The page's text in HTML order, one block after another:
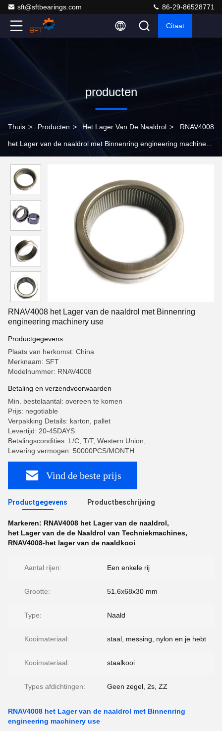
sft@sftbearings.com 86-29-86528771
Citaat
producten
Thuis > Producten > Het Lager Van De Naaldrol > RNAV4008
het Lager van de naaldrol met Binnenring engineering machinery
RNAV4008 het Lager van de naaldrol met Binnenring
engineering machinery use
Productgegevens
Plaats van herkomst: China
Merknaam: SFT
Modelnummer: RNAV4008
Betaling en verzendvoorwaarden
Min. bestelaantal: overeen te komen
Prijs: negotiable
Verpakking Details: karton, pallet
Levertijd: 20-45DAYS
Betalingscondities: L/C, T/T, Western Union,
Levering vermogen: 50000PCS/MONTH
Vind de beste prijs
Productgegevens Productbeschrijving
Markeren: RNAV4008 het Lager van de naaldrol,
het Lager van de de Naaldrol van Techniekmachines,
RNAV4008-het lager van de naaldkooi
Aantal rijen: Een enkele rij
Grootte: 51.6x68x30 mm
Type: Naald
Kooimateriaal: staal, messing, nylon en je hebt
Kooimateriaal: staalkooi
Types afdichtingen: Geen zegel, 2s, ZZ
RNAV4008 het Lager van de naaldrol met Binnenring
engineering machinery use